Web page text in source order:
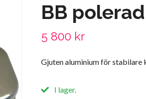
BB polerad
5 800 kr
Gjuten aluminium för stabilare
I lager.